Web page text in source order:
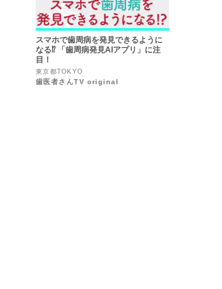
スマホで歯周病を発見できるように
なる⁉ 「歯周病発見AIアプリ」に注
目！
東京都TOKYO
歯医者さんTV original